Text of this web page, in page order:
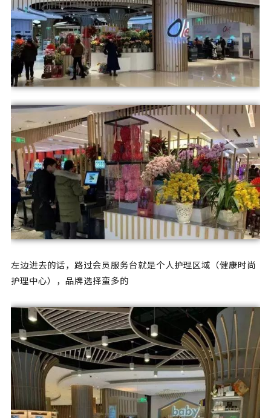
左边进去的话，路过会员服务台就是个人护理区域（健康时尚
护理中心），品牌选择蛮多的